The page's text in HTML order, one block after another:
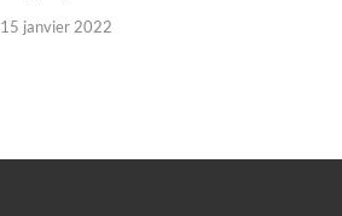
15 janvier 2022